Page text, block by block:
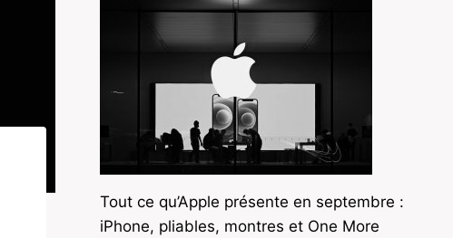
Tout ce qu’Apple présente en septembre :
iPhone, pliables, montres et One More